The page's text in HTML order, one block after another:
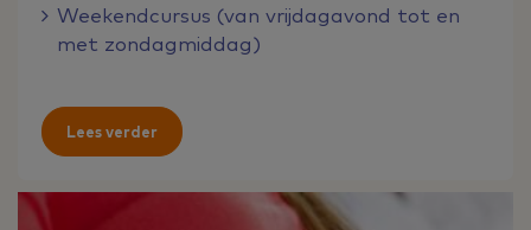
Weekendcursus (van vrijdagavond tot en
met zondagmiddag)
Lees verder